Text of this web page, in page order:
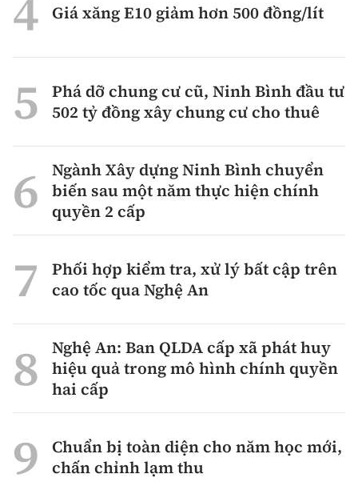
Giá xăng E10 giảm hơn 500 đồng/lít
Phá dỡ chung cư cũ, Ninh Bình đầu tư
502 tỷ đồng xây chung cư cho thuê
Ngành Xây dựng Ninh Bình chuyển
biến sau một năm thực hiện chính
quyền 2 cấp
Phối hợp kiểm tra, xử lý bất cập trên
cao tốc qua Nghệ An
Nghệ An: Ban QLDA cấp xã phát huy
hiệu quả trong mô hình chính quyền
hai cấp
Chuẩn bị toàn diện cho năm học mới,
chấn chỉnh lạm thu